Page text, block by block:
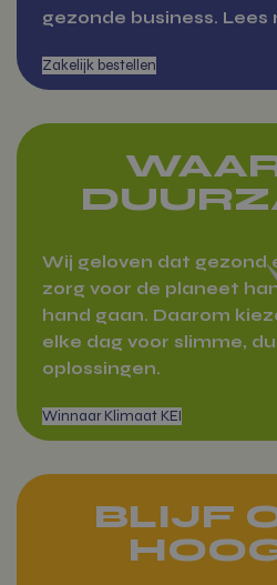
Werkfruit
gezonde business. Lees
Wij geloven dat gezond
zorg voor de planeet
hand gaan. Daarom
elke dag voor slimme,
oplossingen.
BLIJF